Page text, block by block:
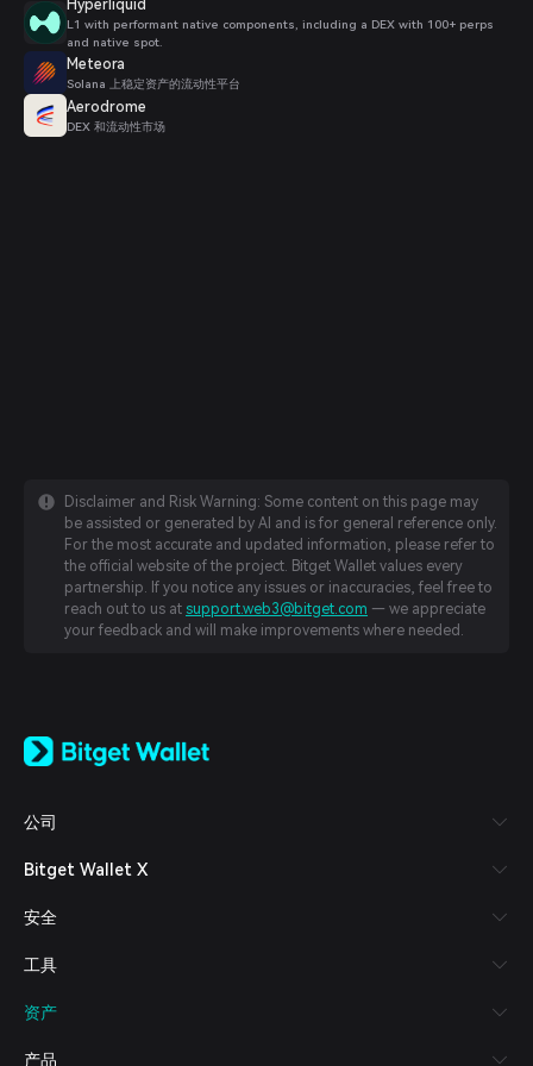
Hyperliquid
L1 with performant native components, including a DEX with 100+ perps
and native spot.
Meteora
Solana 上稳定资产的流动性平台
Aerodrome
DEX 和流动性市场
Disclaimer and Risk Warning: Some content on this page may
be assisted or generated by AI and is for general reference only.
For the most accurate and updated information, please refer to
the official website of the project. Bitget Wallet values every
partnership. If you notice any issues or inaccuracies, feel free to
reach out to us at support.web3@bitget.com — we appreciate
your feedback and will make improvements where needed.
日本語
Español (Latinoamérica)
Italiano
Deutsch
繁體中文
Bahasa Indonesia
ภาษาไทย
公司
Bitget Wallet X
安全
工具
资产
产品